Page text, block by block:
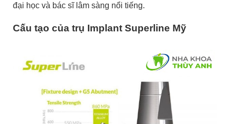
đại học và bác sĩ lâm sàng nổi tiếng.
Cấu tạo của trụ Implant Superline Mỹ